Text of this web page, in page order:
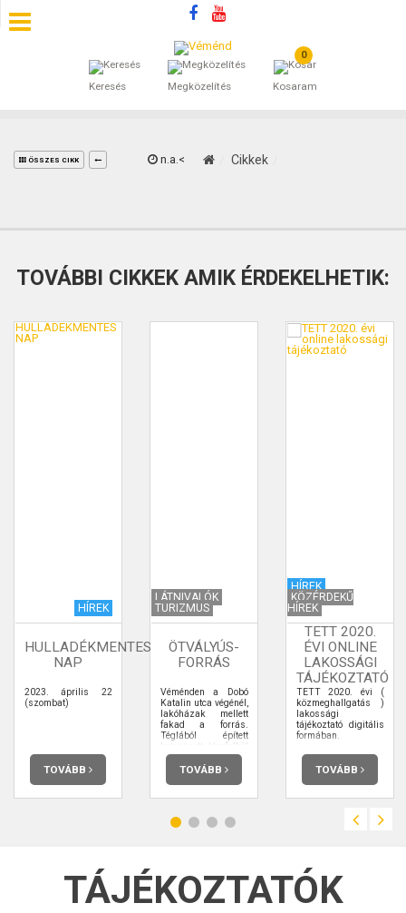
Keresés Megközelítés
0
Kosaram
SZÁLLÁSOK
ÁLTALÁNOS SZERZŐDÉSI FELTÉTELEK
ÖSSZES CIKK n.a.< Cikkek
TOVÁBBI CIKKEK AMIK ÉRDEKELHETIK:
HÍREK
HULLADÉKMENTES
NAP
2023. április 22
(szombat)
TOVÁBB
LÁTNIVALÓK
TURIZMUS
ÖTVÁLYÚS-
FORRÁS
Véménden a Dobó
Katalin utca végénél,
lakóházak mellett
fakad a forrás.
Téglából épített
betonozott támfalból
kiálló vascsőből
folyik a forrás vize
egy kővályúba.
egymás mellett lévő
melyek állatok
TOVÁBB
HÍREK
KÖZÉRDEKŰ
HÍREK
TETT 2020.
ÉVI ONLINE
LAKOSSÁGI
TÁJÉKOZTATÓ
TETT 2020. évi (
közmeghallgatás )
lakossági
tájékoztató digitális
formában.
TOVÁBB
TÁJÉKOZTATÓK